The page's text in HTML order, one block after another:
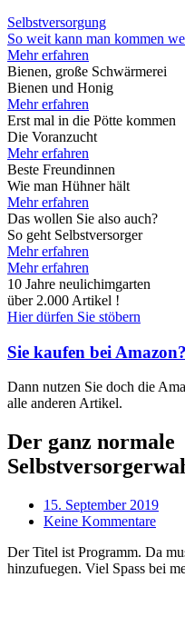
Selbstversorgung
So weit kann man kommen
Mehr erfahren
Bienen, große Schwärmerei
Bienen und Honig
Mehr erfahren
Erst mal in die Pötte kommen
Die Voranzucht
Mehr erfahren
Beste Freundinnen
Wie man Hühner hält
Mehr erfahren
Das wollen Sie also auch?
So geht Selbstversorger
Mehr erfahren
Mehr erfahren
10 Jahre neulichimgarten
über 2.000 Artikel !
Hier dürfen Sie stöbern
Sie kaufen bei Amazon?
Dann nutzen Sie doch die
alle anderen Artikel.
Der ganz normale
15. September 2019
Keine Kommentare
Der Titel ist Programm. Da
hinzufuegen. Viel Spass bei